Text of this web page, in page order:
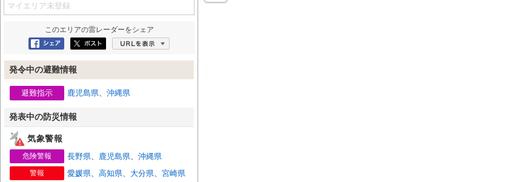
マイエリア未登録
このエリアの雷レーダーをシェア
Facebookにシェア
ポスト
発令中の避難情報
避難指示 鹿児島県、 沖縄県
発表中の防災情報
気象警報
危険警報 長野県、 鹿児島県、 沖縄県
警報 愛媛県、 高知県、 大分県、 宮崎県